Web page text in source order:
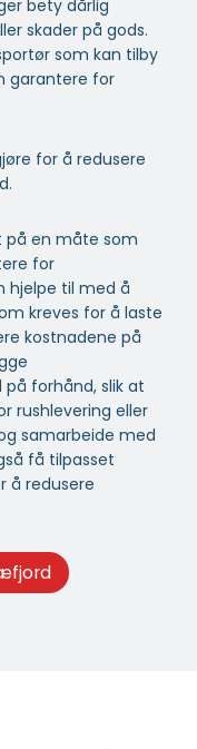
bety dårlig
skader på gods.
som kan tilby
garantere for
for å redusere
på en måte som
for
hjelpe til med å
kreves for å laste
kostnadene på
forhånd, slik at
rushlevering eller
samarbeide med
få tilpasset
å redusere